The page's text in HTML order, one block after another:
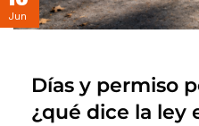
Jun
Días y permiso
¿qué dice la ley